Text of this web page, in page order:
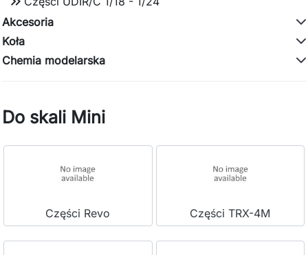
Akcesoria
Koła
Chemia modelarska
Do skali Mini
Części Revo Części TRX-4M